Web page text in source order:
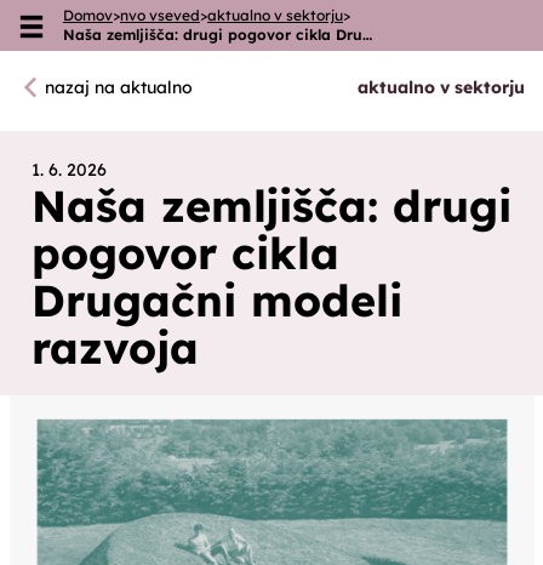
Skoči na vsebino
Domov>nvo vseved>aktualno v sektorju>
Naša zemljišča: drugi pogovor cikla Dru…
nazaj na aktualno aktualno v sektorju
1. 6. 2026
Naša zemljišča: drugi
pogovor cikla
Drugačni modeli
razvoja